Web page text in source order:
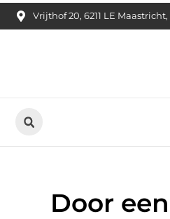
Vrijthof 20, 6211 LE
Door